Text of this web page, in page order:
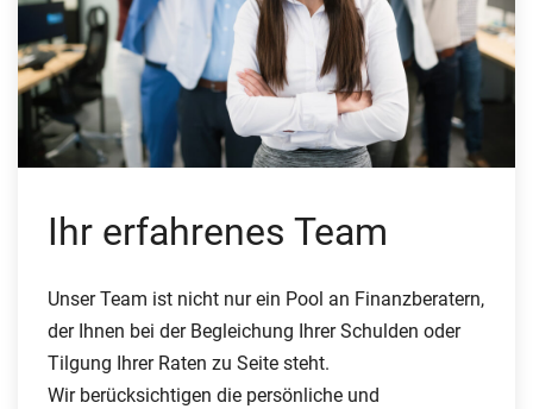
Ihr erfahrenes Team
Unser Team ist nicht nur ein Pool an Finanzberatern,
der Ihnen bei der Begleichung Ihrer Schulden oder
Tilgung Ihrer Raten zu Seite steht.
Wir berücksichtigen die persönliche und